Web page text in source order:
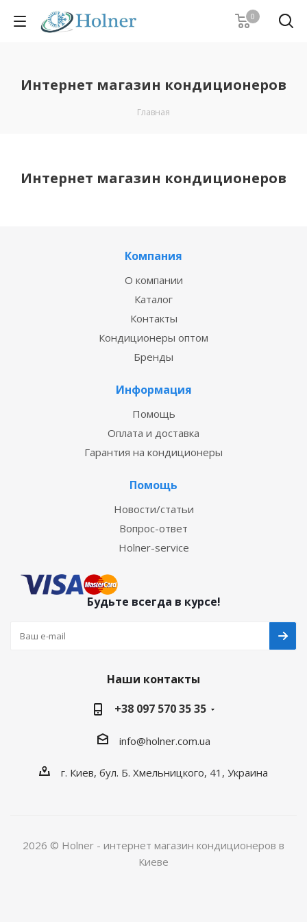
0
Интернет магазин кондиционеров
Главная
Интернет магазин кондиционеров
Компания
О компании
Каталог
Контакты
Кондиционеры оптом
Бренды
Информация
Помощь
Оплата и доставка
Гарантия на кондиционеры
Помощь
Новости/статьи
Вопрос-ответ
Holner-service
Будьте всегда в курсе!
Наши контакты
+38 097 570 35 35
info@holner.com.ua
г. Киев, бул. Б. Хмельницкого, 41, Украина
2026 © Holner - интернет магазин кондиционеров в
Киеве